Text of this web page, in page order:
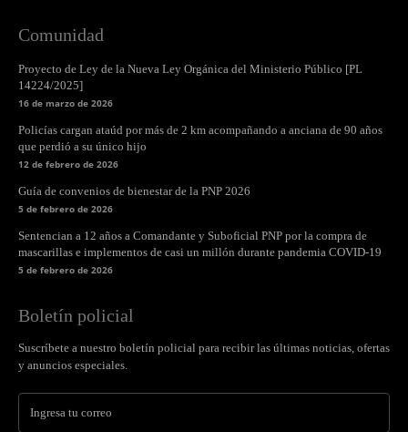
Comunidad
Proyecto de Ley de la Nueva Ley Orgánica del Ministerio Público [PL
14224/2025]
16 de marzo de 2026
Policías cargan ataúd por más de 2 km acompañando a anciana de 90 años
que perdió a su único hijo
12 de febrero de 2026
Guía de convenios de bienestar de la PNP 2026
5 de febrero de 2026
Sentencian a 12 años a Comandante y Suboficial PNP por la compra de
mascarillas e implementos de casi un millón durante pandemia COVID-19
5 de febrero de 2026
Boletín policial
Suscríbete a nuestro boletín policial para recibir las últimas noticias, ofertas
y anuncios especiales.